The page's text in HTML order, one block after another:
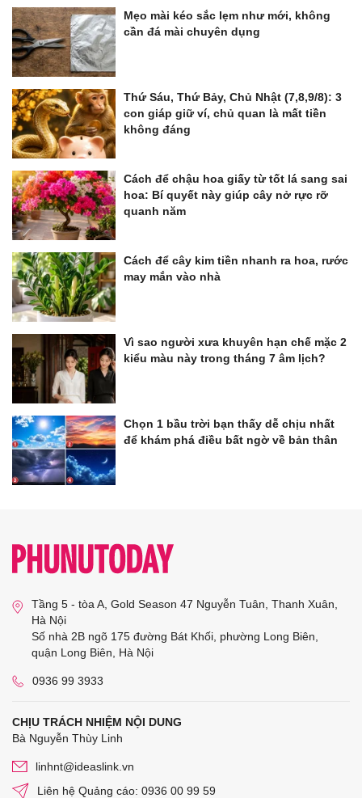
Mẹo mài kéo sắc lẹm như mới, không
cần đá mài chuyên dụng
Thứ Sáu, Thứ Bảy, Chủ Nhật (7,8,9/8): 3
con giáp giữ ví, chủ quan là mất tiền
không đáng
Cách để chậu hoa giấy từ tốt lá sang sai
hoa: Bí quyết này giúp cây nở rực rỡ
quanh năm
Cách để cây kim tiền nhanh ra hoa, rước
may mắn vào nhà
Vì sao người xưa khuyên hạn chế mặc 2
kiểu màu này trong tháng 7 âm lịch?
Chọn 1 bầu trời bạn thấy dễ chịu nhất
để khám phá điều bất ngờ về bản thân
Tầng 5 - tòa A, Gold Season 47 Nguyễn Tuân, Thanh Xuân,
Hà Nội
Số nhà 2B ngõ 175 đường Bát Khối, phường Long Biên,
quận Long Biên, Hà Nội
0936 99 3933
CHỊU TRÁCH NHIỆM NỘI DUNG
Bà Nguyễn Thùy Linh
linhnt@ideaslink.vn
Liên hệ Quảng cáo: 0936 00 99 59